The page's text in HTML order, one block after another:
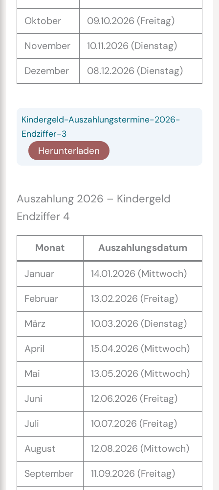
Oktober 09.10.2026 (Freitag)
November 10.11.2026 (Dienstag)
Dezember 08.12.2026 (Dienstag)
Kindergeld-Auszahlungstermine-2026-
Endziffer-3
Herunterladen
Auszahlung 2026 – Kindergeld
Endziffer 4
Monat Auszahlungsdatum
Januar 14.01.2026 (Mittwoch)
Februar 13.02.2026 (Freitag)
März 10.03.2026 (Dienstag)
April 15.04.2026 (Mittwoch)
Mai 13.05.2026 (Mittwoch)
Juni 12.06.2026 (Freitag)
Juli 10.07.2026 (Freitag)
August 12.08.2026 (Mittowch)
September 11.09.2026 (Freitag)